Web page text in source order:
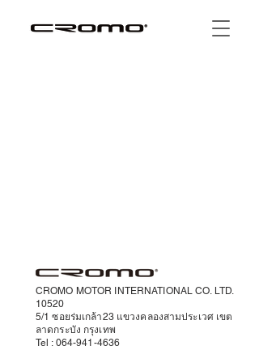
CROMO MOTOR INTERNATIONAL CO. LTD.
10520
5/1 ซอยร่มเกล้า23 แขวงคลองสามประเวศ เขต
ลาดกระบัง กรุงเทพ
Tel : 064-941-4636